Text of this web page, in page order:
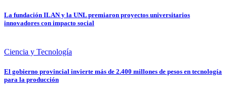
La fundación ILAN y la UNL premiaron proyectos universitarios
innovadores con impacto social
Ciencia y Tecnología
El gobierno provincial invierte más de 2.400 millones de pesos en tecnología
para la producción